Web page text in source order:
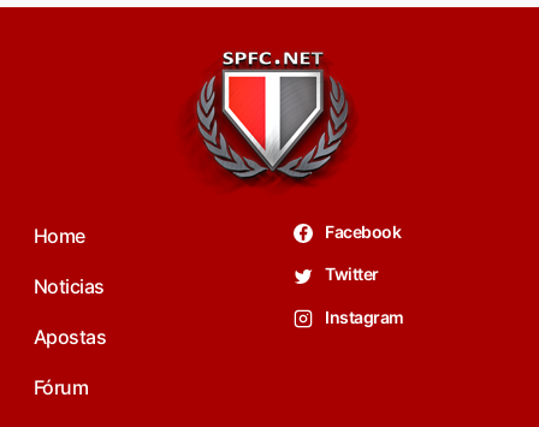
Home
Noticias
Apostas
Fórum
Facebook
Twitter
Instagram